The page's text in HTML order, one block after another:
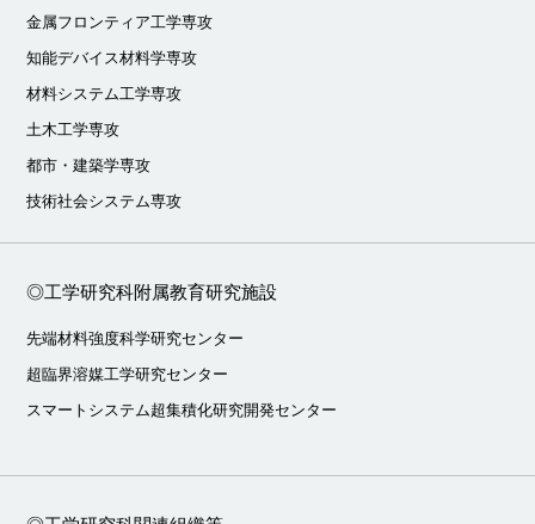
金属フロンティア工学専攻
知能デバイス材料学専攻
材料システム工学専攻
土木工学専攻
都市・建築学専攻
技術社会システム専攻
◎工学研究科附属教育研究施設
先端材料強度科学研究センター
超臨界溶媒工学研究センター
スマートシステム超集積化研究開発センター